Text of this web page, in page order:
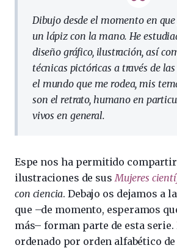
Dibujo desde el momento en
un lápiz con la mano. He
diseño gráfico, ilustración, así
técnicas pictóricas a través de
el mundo que me rodea, mis
son el retrato, humano en
vivos en general.
Espe nos ha permitido
ilustraciones de susMujeres
con ciencia. Debajo os dejamos a
que –de momento, esperamos
más– forman parte de esta serie.
ordenado por orden alfabético